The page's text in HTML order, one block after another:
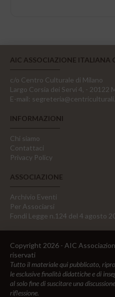
AIC ASSOCIAZIONE ITALIANA
c/o Centro Culturale di Milano
Largo Corsia dei Servi 4, - 20122
E-mail:
INFORMAZIONI
Chi siamo
Contattaci
Privacy Policy
ASSOCIAZIONE
Archivio Eventi
Per Associarsi
Fondi Legge n.124 del 4 agosto
Copyright 2026 - AIC
riservati
Tutto il materiale qui pubblicato,
le esclusive finalità didattiche e di
al solo fine di suscitare una
riflessione.